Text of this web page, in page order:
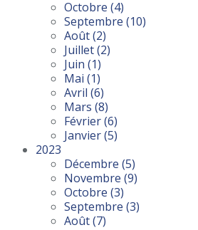
Octobre (4)
Septembre (10)
Août(2)
Juillet(2)
Juin (1)
Mai (1)
Avril (6)
Mars (8)
Février(6)
Janvier(5)
2023
Décembre (5)
Novembre (9)
Octobre (3)
Septembre (3)
Août(7)